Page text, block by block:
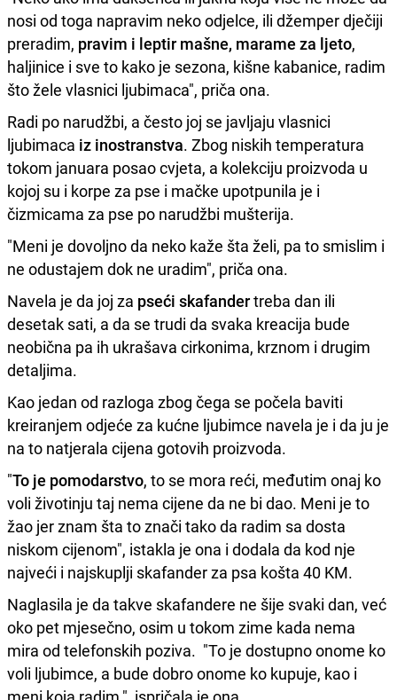
nosi od toga napravim neko odjelce, ili džemper dječiji
preradim, pravim i leptir mašne, marame za ljeto,
haljinice i sve to kako je sezona, kišne kabanice, radim
što žele vlasnici ljubimaca", priča ona.
Radi po narudžbi, a često joj se javljaju vlasnici
ljubimaca iz inostranstva. Zbog niskih temperatura
tokom januara posao cvjeta, a kolekciju proizvoda u
kojoj su i korpe za pse i mačke upotpunila je i
čizmicama za pse po narudžbi mušterija.
"Meni je dovoljno da neko kaže šta želi, pa to smislim i
ne odustajem dok ne uradim", priča ona.
Navela je da joj za pseći skafandertreba dan ili
desetak sati, a da se trudi da svaka kreacija bude
neobična pa ih ukrašava cirkonima, krznom i drugim
detaljima.
Kao jedan od razloga zbog čega se počela baviti
kreiranjem odjeće za kućne ljubimce navela je i da ju je
na to natjerala cijena gotovih proizvoda.
"To je pomodarstvo, to se mora reći, međutim onaj ko
voli životinju taj nema cijene da ne bi dao. Meni je to
žao jer znam šta to znači tako da radim sa dosta
niskom cijenom", istakla je ona i dodala da kod nje
najveći i najskuplji skafander za psa košta 40 KM.
Naglasila je da takve skafandere ne šije svaki dan, već
oko pet mjesečno, osim u tokom zime kada nema
mira od telefonskih poziva. "To je dostupno onome ko
voli ljubimce, a bude dobro onome ko kupuje, kao i